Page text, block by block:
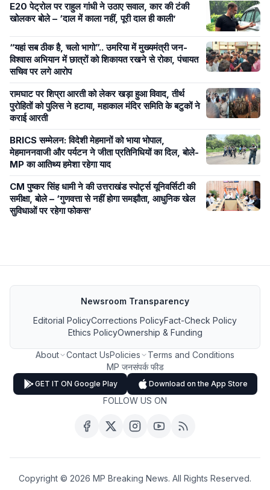
E20 पेट्रोल पर राहुल गांधी ने उठाए सवाल, कार की टंकी
खोलकर बोले – ‘दाल में काला नहीं, पूरी दाल ही काली’
“यहां सब ठीक है, चलो भागो”.. उमरिया में मुख्यमंत्री जन-
विश्वास अभियान में छात्रों को शिकायत रखने से रोका, पंचायत
सचिव पर लगे आरोप
रामघाट पर शिप्रा आरती को लेकर खड़ा हुआ विवाद, तीर्थ
पुरोहितों को पुलिस ने हटाया, महाकाल मंदिर समिति के बटुकों ने
कराई आरती
BRICS सम्मेलन: विदेशी मेहमानों को भाया भोपाल,
मेहमाननवाजी और पर्यटन ने जीता प्रतिनिधियों का दिल, बोले-
MP का आतिथ्य हमेशा रहेगा याद
CM पुष्कर सिंह धामी ने की उत्तराखंड स्पोर्ट्स यूनिवर्सिटी की
समीक्षा, बोले – ‘गुणवत्ता से नहीं होगा समझौता, आधुनिक खेल
सुविधाओं पर रहेगा फोकस’
Newsroom Transparency
Editorial PolicyCorrections PolicyFact-Check Policy
Ethics PolicyOwnership & Funding
About Contact UsPolicies
Terms and Conditions
MP जनसंपर्क फीड
GET IT ON Google Play Download on the App Store
FOLLOW US ON
Copyright © 2026 MP Breaking News. All Rights Reserved.